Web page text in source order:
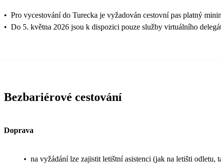
• Pro vycestování do Turecka je vyžadován cestovní pas platný
• Do 5. května 2026 jsou k dispozici pouze služby virtuálního
Bezbariérové cestování
Doprava
• na vyžádání lze zajistit letištní asistenci (jak na letišti odletu,